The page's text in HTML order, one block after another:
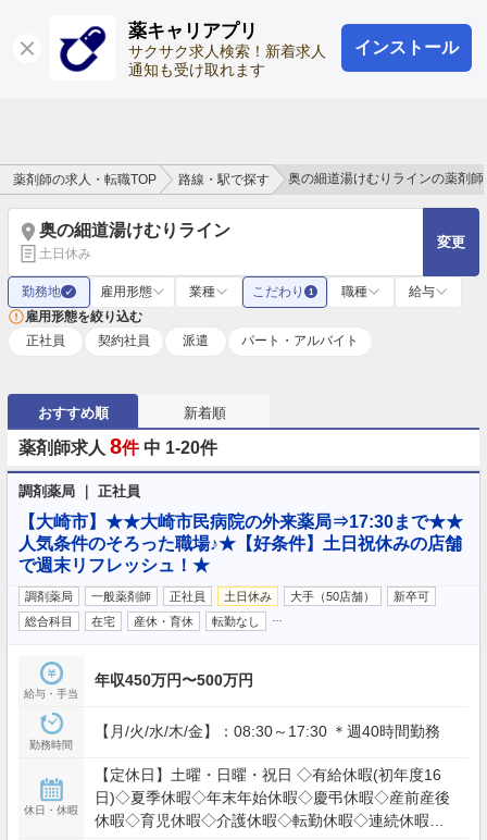
薬キャリアプリ
サクサク求人検索！新着求人
通知も受け取れます
インストール
ログイン 会員登録
薬剤師の求人・転職TOP 路線・駅で探す 奥の細道湯けむりラインの薬剤師
奥の細道湯けむりライン
土日休み
変更
勤務地 ✓ 雇用形態 業種 こだわり 1 職種
給与
雇用形態を絞り込む
正社員
契約社員 派遣 パート・アルバイト
おすすめ順 新着順
薬剤師求人 8件 中 1-20件
調剤薬局 ｜ 正社員
【大崎市】★★大崎市民病院の外来薬局⇒17:30まで★★
人気条件のそろった職場♪★【好条件】土日祝休みの店舗
で週末リフレッシュ！★
調剤薬局 一般薬剤師 正社員 土日休み 大手（50店舗）
新卒可
総合科目
在宅 産休・育休 転勤なし
給与・手当
年収450万円〜500万円
勤務時間
【月/火/水/木/金】：08:30～17:30 ＊週40時間勤務
休日・休暇
【定休日】土曜・日曜・祝日 ◇有給休暇(初年度16
日)◇夏季休暇◇年末年始休暇◇慶弔休暇◇産前産後
休暇◇育児休暇◇介護休暇◇転勤休暇◇連続休暇制